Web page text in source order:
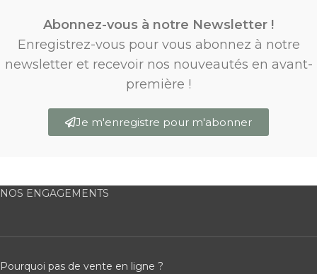
Abonnez-vous à notre Newsletter !
Enregistrez-vous pour vous abonnez à notre
newsletter et recevoir nos nouveautés en avant-
première !
Je m'enregistre pour m'abonner
NOS ENGAGEMENTS
Pourquoi pas de vente en ligne ?